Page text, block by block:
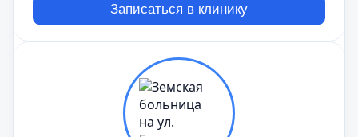
Записаться в клинику